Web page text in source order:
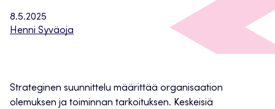
8.5.2025
Henni Syväoja
Strateginen suunnittelu määrittää organisaation
olemuksen ja toiminnan tarkoituksen. Keskeisiä